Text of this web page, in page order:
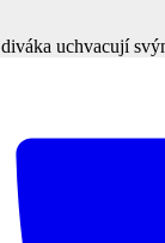
uchvacují